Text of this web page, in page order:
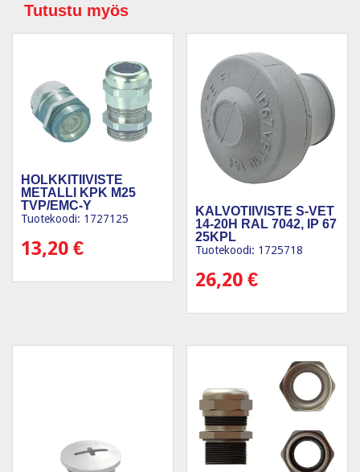
Tutustu myös
HOLKKITIIVISTE
METALLI KPK M25
TVP/EMC-Y
Tuotekoodi: 1727125
13,20 €
KALVOTIIVISTE S-VET
14-20H RAL 7042, IP 67
25KPL
Tuotekoodi: 1725718
26,20€